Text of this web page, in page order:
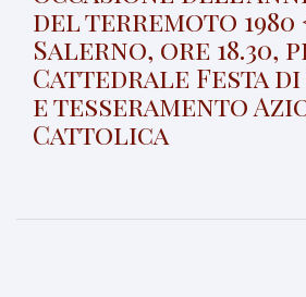
del terremoto 1980
Salerno, ore 18.30,
Cattedrale Festa
e tesseramento
Cattolica